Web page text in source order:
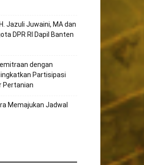
Jazuli Juwaini, MA dan
DPR RI Dapil Banten
dengan
Partisipasi
Pertanian
Memajukan Jadwal